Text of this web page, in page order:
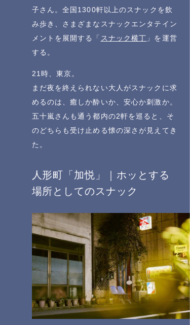
子さん。全国1300軒以上のスナックを飲
み歩き、さまざまなスナックエンタテイン
メントを展開する「 スナック横丁 」を運営
する。
21時、東京。
まだ夜を終えられない大人がスナックに求
めるのは、癒しか酔いか、安心か刺激か。
五十嵐さんも通う都内の2軒を巡ると、そ
のどちらも受け止める懐の深さが見えてき
た。
人形町「加悦」｜ホッとする
場所としてのスナック